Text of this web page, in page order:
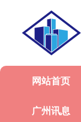
网站首页
广州讯息